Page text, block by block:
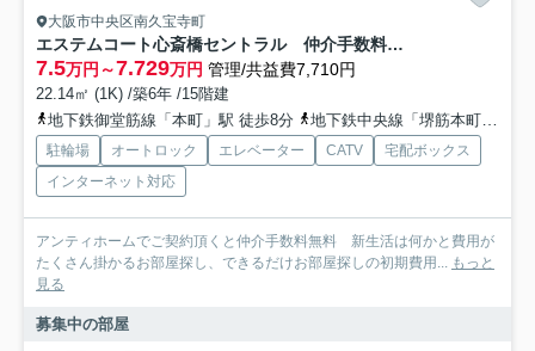
大阪市中央区南久宝寺町
エステムコート心斎橋セントラル 仲介手数料無料
7.5万円～7.729万円 管理/共益費7,710円
22.14㎡ (1K) /築6年 /15階建
地下鉄御堂筋線「本町」駅 徒歩8分
地下鉄中央線「堺筋本町」駅 徒歩9分
駐輪場 オートロック エレベーター CATV
宅配ボックス
インターネット対応
アンティホームでご契約頂くと仲介手数料無料 新生活は何かと費用が
たくさん掛かるお部屋探し、できるだけお部屋探しの初期費用... もっと
見る
募集中の部屋